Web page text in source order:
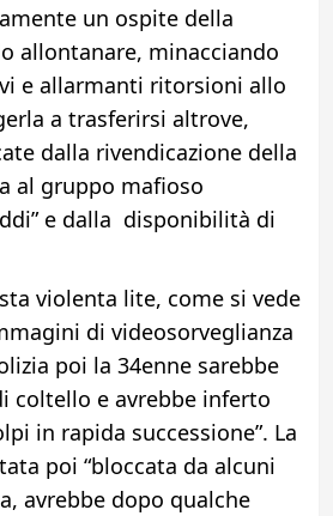
un ospite della
allontanare, minacciando
e allarmanti ritorsioni allo
a trasferirsi altrove,
dalla rivendicazione della
al gruppo mafioso
e dalla disponibilità di
violenta lite, come si vede
di videosorveglianza
poi la 34enne sarebbe
coltello e avrebbe inferto
in rapida successione”. La
poi “bloccata da alcuni
avrebbe dopo qualche